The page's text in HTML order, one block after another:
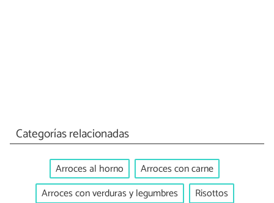
Categorías relacionadas
Arroces al horno
Arroces con carne
Arroces con verduras y legumbres
Risottos